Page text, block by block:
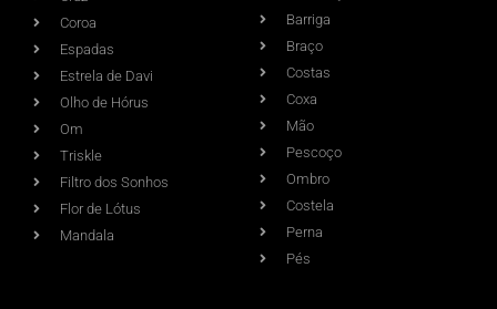
Coroa
Espadas
Estrela de Davi
Olho de Hórus
Om
Triskle
Filtro dos Sonhos
Flor de Lótus
Mandala
Barriga
Braço
Costas
Coxa
Mão
Pescoço
Ombro
Costela
Perna
Pés